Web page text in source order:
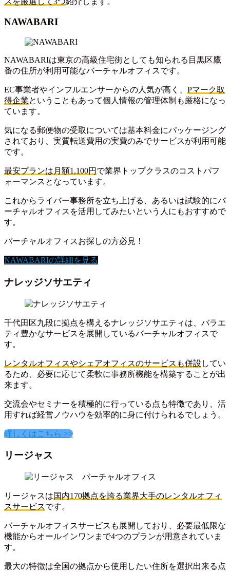
NAWABARI
NAWABARIは東京の高級住宅街としても知られる目黒区鷹
番の住所が利用可能なバーチャルオフィスです。
EC事業者やインフルエンサーからの人気が高く、 Pマーク取
得企業ということもあって個人情報の管理体制も厳格になっ
ています。
気になる郵便物の受取については基本料金にパッケージング
されており、実質転送費用の実費のみでサービスが利用可能
です。
最安プランは月額1,100円 で業界トップクラスのコストパフ
ォーマンスとなっています。
これからライバー事務所を立ち上げる、あるいは試験的にバ
ーチャルオフィスを活用してみたいという人にもおすすめで
す。
バーチャルオフィスお探しの方必見！
NAWABARIの詳細を見る
ナレッジソサエティ
千代田区九段に拠点を構えるナレッジソサエティは、バラエ
ティ豊かなサービスを展開しているバーチャルオフィスで
す。
レンタルオフィスやシェアオフィスのサービスも併設 してい
るため、必要に応じて柔軟に事務所機能を構築することが出
来ます。
交流会やセミナーを積極的に行っている点も特徴であり、活
用すれば経営ノウハウを効率的に身に付けられるでしょう。
詳しくはこちら >>
リージャス
リージャスは国内170拠点を誇る業界大手のレンタルオフィ
スサービスです。
バーチャルオフィスサービスも展開しており、必要最低限な
機能からオールインワンまで4つのプランが用意されていま
す。
最大の特徴は全国の拠点から使用したい住所を選択出来る点